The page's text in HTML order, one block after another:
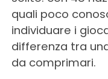
quali poco
individuare i
differenza tra
da comprimari.